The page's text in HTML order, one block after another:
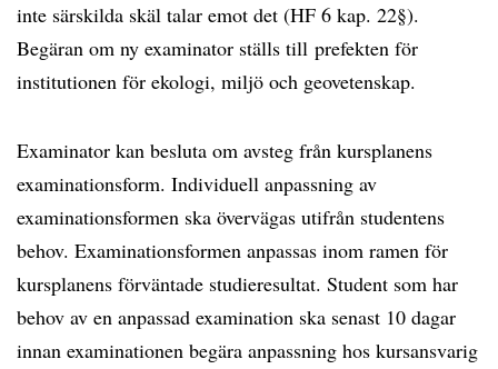
inte särskilda skäl talar emot det (HF 6 kap. 22§).
Begäran om ny examinator ställs till prefekten för
institutionen för ekologi, miljö och geovetenskap.
Examinator kan besluta om avsteg från kursplanens
examinationsform. Individuell anpassning av
examinationsformen ska övervägas utifrån studentens
behov. Examinationsformen anpassas inom ramen för
kursplanens förväntade studieresultat. Student som har
behov av en anpassad examination ska senast 10 dagar
innan examinationen begära anpassning hos kursansvarig